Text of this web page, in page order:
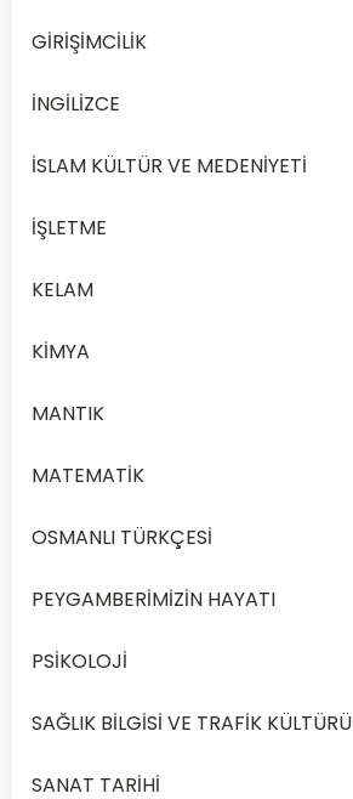
için…
Devamını
GİRİŞİMCİLİK
İNGİLİZCE
İSLAM KÜLTÜR VE MEDENİYETİ
İŞLETME
KELAM
KİMYA
MANTIK
MATEMATİK
OSMANLI TÜRKÇESİ
PEYGAMBERİMİZİN HAYATI
PSİKOLOJİ
SAĞLIK BİLGİSİ VE TRAFİK KÜLTÜRÜ
SANAT TARİHİ